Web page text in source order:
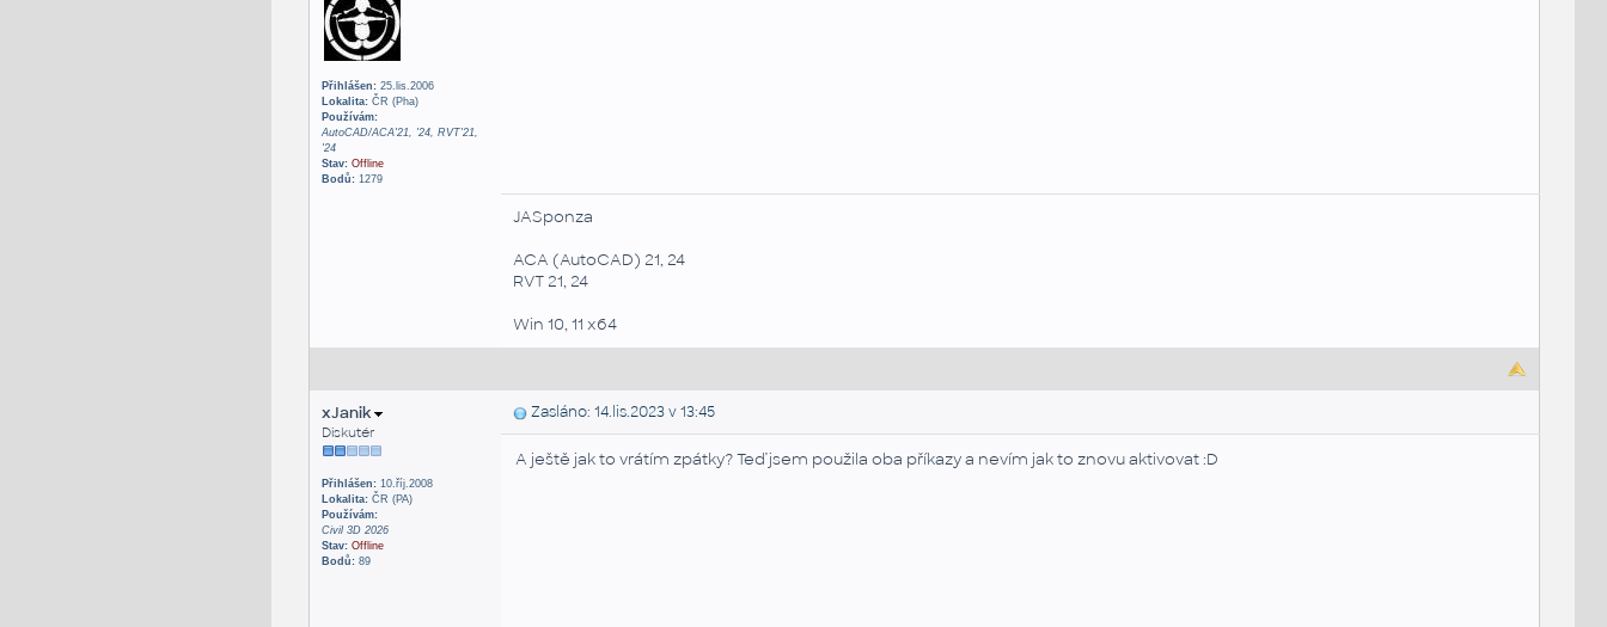
Přihlášen:25.lis.2006
Lokalita:ČR (Pha)
Používám:
AutoCAD/ACA'21, '24, RVT'21,
'24
Stav: Offline
Bodů:1279
JASponza
ACA (AutoCAD) 21, 24
RVT 21, 24
Win 10, 11 x64
xJanik
Diskutér
Přihlášen:10.říj.2008
Lokalita:ČR (PA)
Používám:
Civil 3D 2026
Stav: Offline
Bodů:89
Zasláno: 14.lis.2023 v 13:45
A ještě jak to vrátím zpátky? Teď jsem použila oba příkazy a nevím jak to znovu aktivovat :D